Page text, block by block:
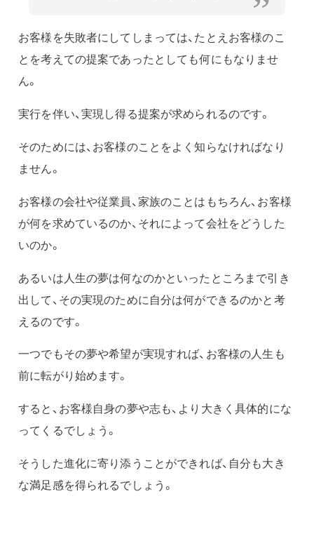
お客様を失敗者にしてしまっては、たとえお客様のこ
とを考えての提案であったとしても何にもなりませ
ん。
実行を伴い、実現し得る提案が求められるのです。
そのためには、お客様のことをよく知らなければなり
ません。
お客様の会社や従業員、家族のことはもちろん、お客様
が何を求めているのか、それによって会社をどうした
いのか。
あるいは人生の夢は何なのかといったところまで引き
出して、その実現のために自分は何ができるのかと考
えるのです。
一つでもその夢や希望が実現すれば、お客様の人生も
前に転がり始めます。
すると、お客様自身の夢や志も、より大きく具体的にな
ってくるでしょう。
そうした進化に寄り添うことができれば、自分も大き
な満足感を得られるでしょう。